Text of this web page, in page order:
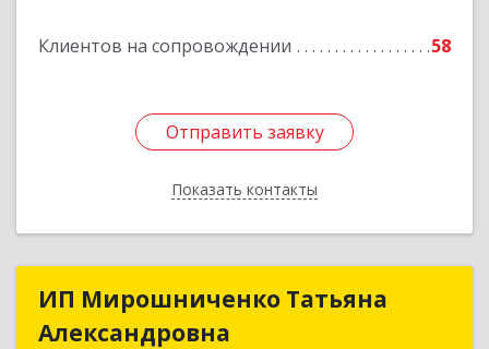
Клиентов на сопровождении 58
Отправить заявку
Показать контакты
Отправить заявку
Назад
ИП Мирошниченко Татьяна
Александровна
ИП Мирошниченко Татьяна